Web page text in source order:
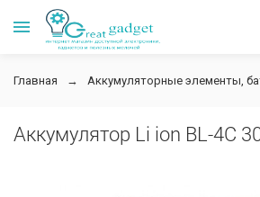
Главная Аккумуляторные элементы,
Аккумулятор Li ion BL-4C